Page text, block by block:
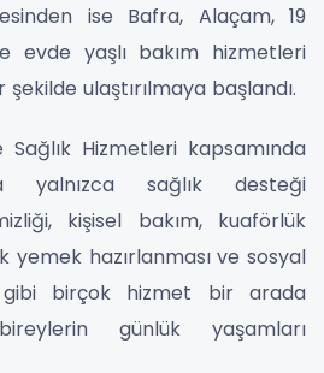
ise Bafra, Alaçam, 19
evde yaşlı bakım hizmetleri
ulaştırılmaya başlandı.
Sağlık Hizmetleri kapsamında
yalnızca sağlık desteği
kişisel bakım, kuaförlük
yemek hazırlanması ve sosyal
gibi birçok hizmet bir arada
günlük yaşamları